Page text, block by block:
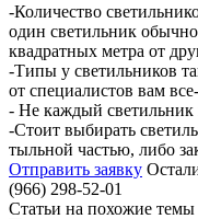
-Количество
один светильник
квадратных метра от
-Типы у светильников
от специалистов вам
- Не каждый светильник
-Стоит выбирать
тыльной частью, либо
Отправить заявку
(966) 298-52-01
Статьи на похожие темы